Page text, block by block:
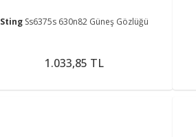
Sting Ss6375s 630n82 Güneş Gözlüğü
1.033,85 TL